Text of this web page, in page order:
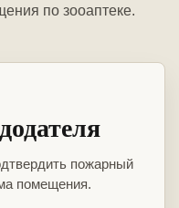
по зооаптеке.
пожарный
помещения.